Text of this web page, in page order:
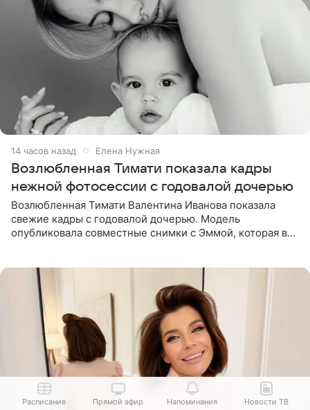
14 часов назад Елена Нужная
Возлюбленная Тимати показала кадры
нежной фотосессии с годовалой дочерью
Возлюбленная Тимати Валентина Иванова показала
свежие кадры с годовалой дочерью. Модель
опубликовала совместные снимки с Эммой, которая в
Расписание Прямой эфир Напоминания Новости ТВ